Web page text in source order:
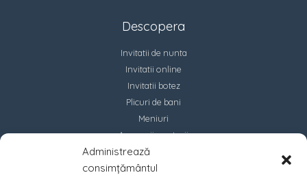
Administrează
consimțământul
Descopera
Invitatii de nunta
Invitatii online
Invitatii botez
Plicuri de bani
Meniuri
Accesorii marturii
Contact